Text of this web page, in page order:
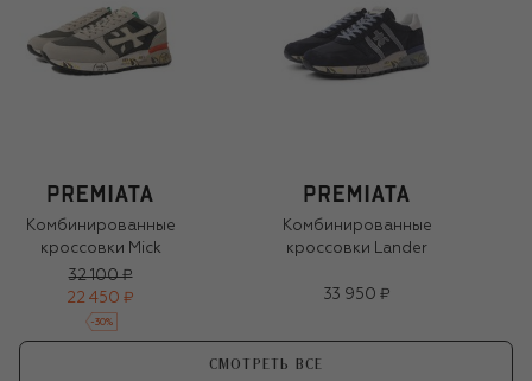
Комбинированные
кроссовки Mick
32 100 ₽
22 450 ₽
-30%
Комбинированные
кроссовки Lander
33 950 ₽
СМОТРЕТЬ ВСЕ